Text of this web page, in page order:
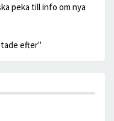
peka till info om nya
efter"